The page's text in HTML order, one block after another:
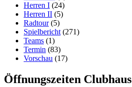
Herren I (24)
Herren II (5)
Radtour(5)
Spielbericht (271)
Teams (1)
Termin (83)
Vorschau (17)
Öffnungszeiten Clubhaus